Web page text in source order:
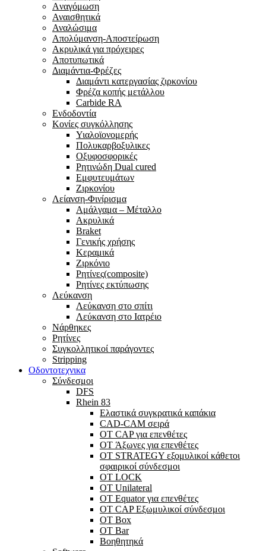
Aναγόμωση
Αναισθητικά
Αναλώσιμα
Απολύμανση-Αποστείρωση
Ακρυλικά για πρόχειρες
Αποτυπωτικά
Διαμάντια-Φρέζες
Διαμάντι κατεργασίας ζιρκονίου
Φρέζα κοπής μετάλλου
Carbide RA
Ενδοδοντία
Κονίες συγκόλλησης
Υιαλοϊονομερής
Πολυκαρβοξυλικες
Οξυφοσφορικές
Ρητινώδη Dual cured
Εμφυτευμάτων
Ζιρκονίου
Λείανση-Φινίρισμα
Αμάλγαμα – Μέταλλο
Ακρυλικά
Braket
Γενικής χρήσης
Κεραμικά
Ζιρκόνιο
Ρητίνες(composite)
Ρητίνες εκτύπωσης
Λεύκανση
Λεύκανση στο σπίτι
Λεύκανση στο Ιατρέιο
Νάρθηκες
Ρητίνες
Συγκολλητικοί παράγοντες
Stripping
Οδοντοτεχνικα
Σύνδεσμοι
DFS
Rhein 83
Ελαστικά συγκρατικά καπάκια
CAD-CAM σειρά
ΟΤ CAP για επενθέτες
OT Άξωνες για επενθέτες
OT STRATEGY εξομυλικοί κάθετοι
σφαιρικοί σύνδεσμοι
OT LOCK
OT Unilateral
OT Equator για επενθέτες
OT CAP Εξωμυλικοί σύνδεσμοι
OT Box
OT Bar
Bοηθητηκά